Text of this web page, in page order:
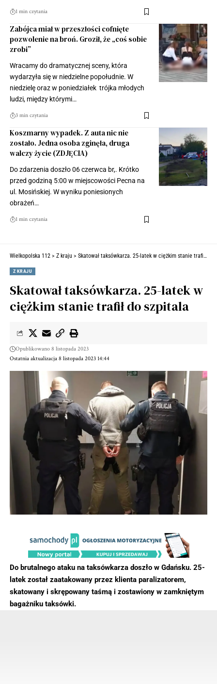
1 min czytania
Zabójca miał w przeszłości cofnięte
pozwolenie na broń. Groził, że „coś sobie
zrobi”
Wracamy do dramatycznej sceny, która
wydarzyła się w niedzielne popołudnie. W
niedzielę oraz w poniedziałek trójka młodych
ludzi, między którymi…
3 min czytania
Koszmarny wypadek. Z auta nic nie
zostało. Jedna osoba zginęła, druga
walczy życie (ZDJĘCIA)
Do zdarzenia doszło 06 czerwca br,. Krótko
przed godziną 5:00 w miejscowości Pecna na
ul. Mosińskiej. W wyniku poniesionych
obrażeń…
1 min czytania
Wielkopolska 112 > Z kraju > Skatował taksówkarza. 25-latek w ciężkim stanie trafił do szpitala
Z KRAJU
Skatował taksówkarza. 25-latek w
ciężkim stanie trafił do szpitala
Ostatnia aktualizacja 8 listopada 2023 14:44
Opublikowano 8 listopada 2023
Do brutalnego ataku na taksówkarza doszło w Gdańsku. 25-
latek został zaatakowany przez klienta paralizatorem,
skatowany i skrępowany taśmą i zostawiony w zamkniętym
bagażniku taksówki.